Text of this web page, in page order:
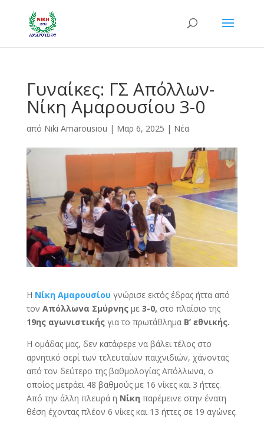
Γυναίκες: ΓΣ Απόλλων-
Νίκη Αμαρουσίου 3-0
από Niki Amarousiou | Μαρ 6, 2025 | Νέα
Η Νίκη Αμαρουσίου γνώρισε εκτός έδρας ήττα από
τον Απόλλωνα Σμύρνηςμε 3-0, στο πλαίσιο της
19ης αγωνιστικήςγια το πρωτάθλημα Β’ εθνικής.
Η ομάδας μας, δεν κατάφερε να βάλει τέλος στο
αρνητικό σερί των τελευταίων παιχνιδιών, χάνοντας
από τον δεύτερο της βαθμολογίας Απόλλωνα, ο
οποίος μετράει 48 βαθμούς με 16 νίκες και 3 ήττες.
Από την άλλη πλευρά η Νίκη παρέμεινε στην ένατη
θέση έχοντας πλέον 6 νίκες και 13 ήττες σε 19 αγώνες.